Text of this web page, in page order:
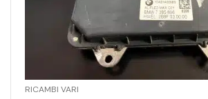
RICAMBI VARI